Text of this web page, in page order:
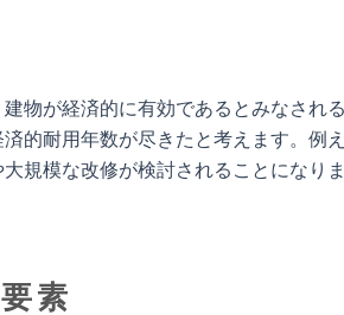
物が経済的に有効であるとみなされ
的耐用年数が尽きたと考えます。例
規模な改修が検討されることになりま
素